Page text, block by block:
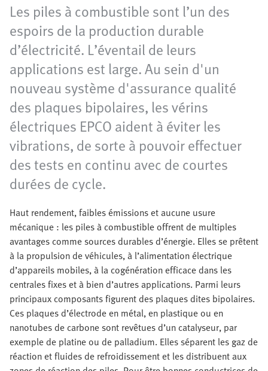
Les piles à combustible sont l’un des
espoirs de la production durable
d’électricité. L’éventail de leurs
applications est large. Au sein d'un
nouveau système d'assurance qualité
des plaques bipolaires, les vérins
électriques EPCO aident à éviter les
vibrations, de sorte à pouvoir effectuer
des tests en continu avec de courtes
durées de cycle.
Haut rendement, faibles émissions et aucune usure
mécanique : les piles à combustible offrent de multiples
avantages comme sources durables d’énergie. Elles se prêtent
à la propulsion de véhicules, à l’alimentation électrique
d’appareils mobiles, à la cogénération efficace dans les
centrales fixes et à bien d’autres applications. Parmi leurs
principaux composants figurent des plaques dites bipolaires.
Ces plaques d’électrode en métal, en plastique ou en
nanotubes de carbone sont revêtues d’un catalyseur, par
exemple de platine ou de palladium. Elles séparent les gaz de
réaction et fluides de refroidissement et les distribuent aux